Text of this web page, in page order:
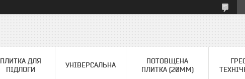
ПЛИТКА ДЛЯ
ПІДЛОГИ
УНІВЕРСАЛЬНА
ПОТОВЩЕНА
ПЛИТКА (20ММ)